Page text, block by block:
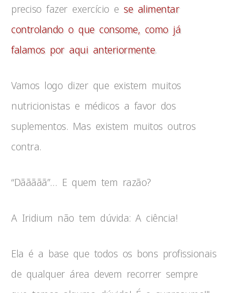
preciso fazer exercício ese alimentar
controlando o que consome, como já
falamos por aqui anteriormente.
Vamos logo dizer que existem muitos
nutricionistas e médicos a favor dos
suplementos. Mas existem muitos outros
contra.
“Dããããã”… E quem tem razão?
A Iridium não tem dúvida: A ciência!
Ela é a base que todos os bons profissionais
de qualquer área devem recorrer sempre